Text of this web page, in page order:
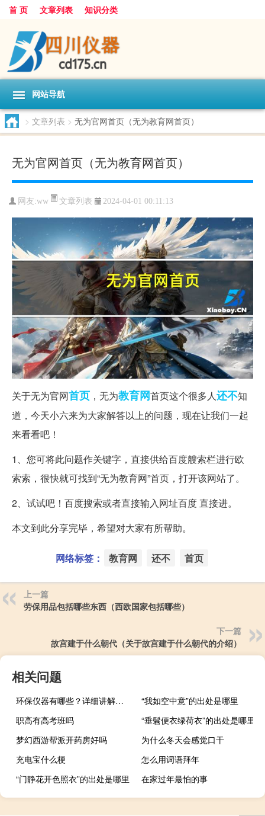
首 页 文章列表 知识分类
网站导航
> 文章列表 > 无为官网首页（无为教育网首页）
无为官网首页（无为教育网首页）
网友:ww 文章列表 2024-04-01 00:11:13
关于无为官网首页 ，无为教育网首页这个很多人还不知
道，今天小六来为大家解答以上的问题，现在让我们一起
来看看吧！
1、您可将此问题作关键字，直接供给百度艘索栏进行欧
索索，很快就可找到“无为教育网”首页，打开该网站了。
2、试试吧！百度搜索或者直接输入网址百度 直接进。
本文到此分享完毕，希望对大家有所帮助。
网络标签： 教育网 还不 首页
上一篇
劳保用品包括哪些东西（西欧国家包括哪些）
下一篇
故宫建于什么朝代（关于故宫建于什么朝代的介绍）
相关问题
环保仪器有哪些？详细讲解各类环保仪器的使用方法
“我如空中意”的出处是哪里
职高有高考班吗
“垂髫便衣绿荷衣”的出处是哪里
梦幻西游帮派开药房好吗
为什么冬天会感觉口干
充电宝什么梗
怎么用词语拜年
“门静花开色照衣”的出处是哪里
在家过年最怕的事
元宵有点长酶毛还能吃吗